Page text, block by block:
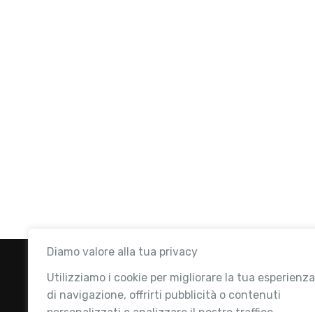
Diamo valore alla tua privacy
Utilizziamo i cookie per migliorare la tua esperienza
di navigazione, offrirti pubblicità o contenuti